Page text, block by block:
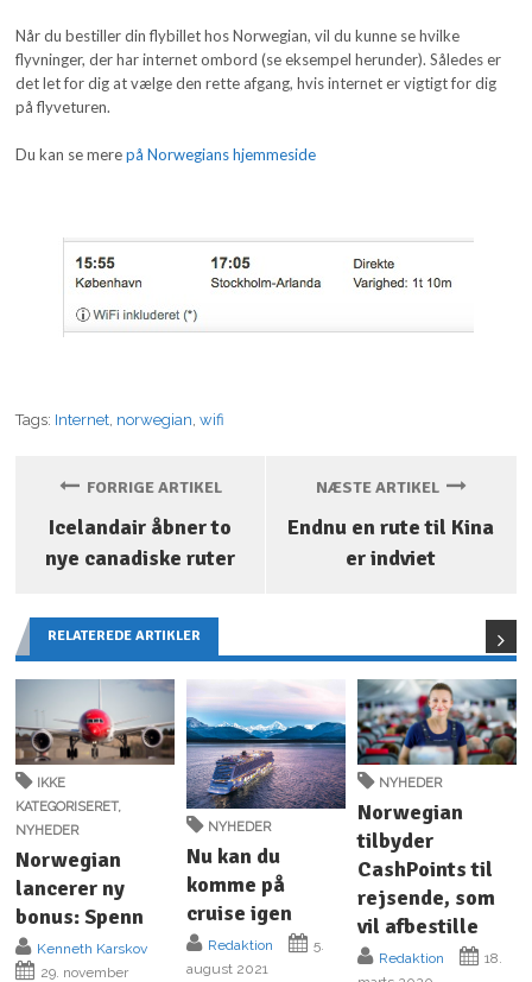
Når du bestiller din flybillet hos Norwegian, vil du kunne se hvilke
flyvninger, der har internet ombord (se eksempel herunder). Således er
det let for dig at vælge den rette afgang, hvis internet er vigtigt for dig
på flyveturen.
Du kan se merepå Norwegians hjemmeside
Tags: Internet, norwegian,wifi
FORRIGE ARTIKEL
Icelandair åbner to
nye canadiske ruter
NÆSTE ARTIKEL
Endnu en rute til Kina
er indviet
RELATEREDE ARTIKLER
IKKE
KATEGORISERET,
NYHEDER
Norwegian
lancerer ny
bonus: Spenn
Kenneth Karskov
29. november
NYHEDER
Nu kan du
komme på
cruise igen
Redaktion
5.
august 2021
NYHEDER
Norwegian
tilbyder
CashPoints til
rejsende, som
vil afbestille
Redaktion
18.